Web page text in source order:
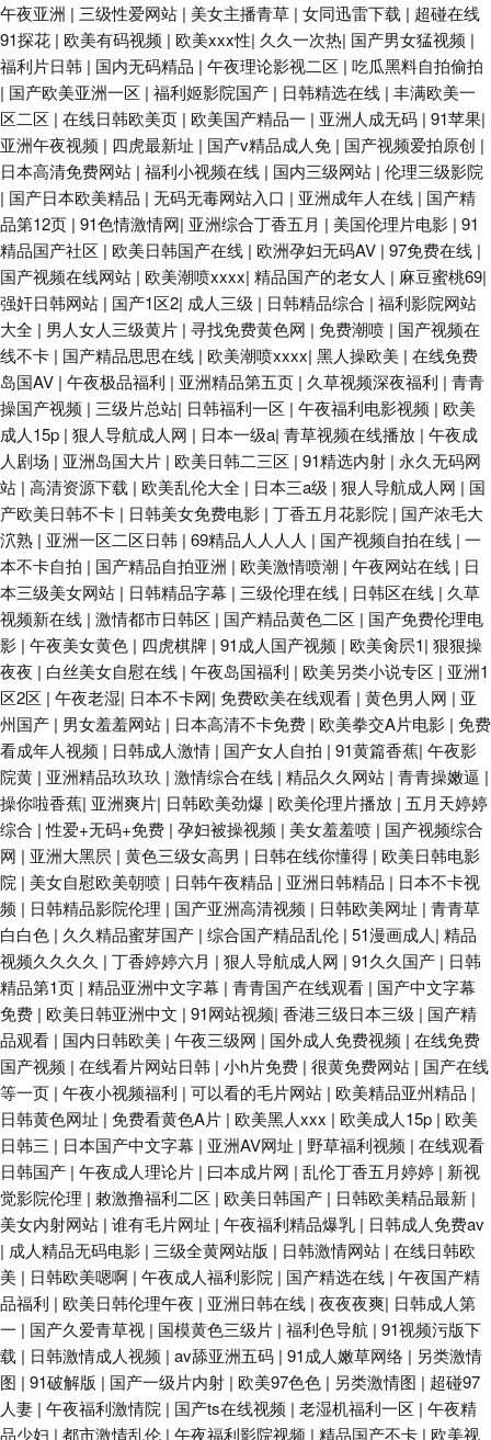
午夜亚洲 | 三级性爱网站 | 美女主播青草 | 女同迅雷下载 | 超碰在线
91探花 | 欧美有码视频 | 欧美xxx性| 久久一次热| 国产男女猛视频 |
福利片日韩 | 国内无码精品 | 午夜理论影视二区 | 吃瓜黑料自拍偷拍
| 国产欧美亚洲一区 | 福利姬影院国产 | 日韩精选在线 | 丰满欧美一
区二区 | 在线日韩欧美页 | 欧美国产精品一 | 亚洲人成无码 | 91苹果|
亚洲午夜视频 | 四虎最新址 | 国产v精品成人免 | 国产视频爱拍原创 |
日本高清免费网站 | 福利小视频在线 | 国内三级网站 | 伦理三级影院
| 国产日本欧美精品 | 无码无毒网站入口 | 亚洲成年人在线 | 国产精
品第12页 | 91色情激情网| 亚洲综合丁香五月 | 美国伦理片电影 | 91
精品国产社区 | 欧美日韩国产在线 | 欧洲孕妇无码AV | 97免费在线 |
国产视频在线网站 | 欧美潮喷xxxx| 精品国产的老女人 | 麻豆蜜桃69|
强奸日韩网站 | 国产1区2| 成人三级 | 日韩精品综合 | 福利影院网站
大全 | 男人女人三级黄片 | 寻找免费黄色网 | 免费潮喷 | 国产视频在
线不卡 | 国产精品思思在线 | 欧美潮喷xxxx| 黑人操欧美 | 在线免费
岛国AV | 午夜极品福利 | 亚洲精品第五页 | 久草视频深夜福利 | 青青
操国产视频 | 三级片总站| 日韩福利一区 | 午夜福利电影视频 | 欧美
成人15p | 狠人导航成人网 | 日本一级a| 青草视频在线播放 | 午夜成
人剧场 | 亚洲岛国大片 | 欧美日韩二三区 | 91精选内射 | 永久无码网
站 | 高清资源下载 | 欧美乱伦大全 | 日本三a级 | 狠人导航成人网 | 国
产欧美日韩不卡 | 日韩美女免费电影 | 丁香五月花影院 | 国产浓毛大
泬熟 | 亚洲一区二区日韩 | 69精品人人人人 | 国产视频自拍在线 | 一
本不卡自拍 | 国产精品自拍亚洲 | 欧美激情喷潮 | 午夜网站在线 | 日
本三级美女网站 | 日韩精品字幕 | 三级伦理在线 | 日韩区在线 | 久草
视频新在线 | 激情都市日韩区 | 国产精品黄色二区 | 国产免费伦理电
影 | 午夜美女黄色 | 四虎棋牌 | 91成人国产视频 | 欧美肏屄1| 狠狠操
夜夜 | 白丝美女自慰在线 | 午夜岛国福利 | 欧美另类小说专区 | 亚洲1
区2区 | 午夜老湿| 日本不卡网| 免费欧美在线观看 | 黄色男人网 | 亚
州国产 | 男女羞羞网站 | 日本高清不卡免费 | 欧美拳交A片电影 | 免费
看成年人视频 | 日韩成人激情 | 国产女人自拍 | 91黄篇香蕉| 午夜影
院黄 | 亚洲精品玖玖玖 | 激情综合在线 | 精品久久网站 | 青青操嫩逼 |
操你啦香蕉| 亚洲爽片| 日韩欧美劲爆 | 欧美伦理片播放 | 五月天婷婷
综合 |性爱+无码+免费 | 孕妇被操视频 | 美女羞羞喷 | 国产视频综合
网 | 亚洲大黑屄 | 黄色三级女高男 | 日韩在线你懂得 | 欧美日韩电影
院 | 美女自慰欧美朝喷 | 日韩午夜精品 | 亚洲日韩精品 | 日本不卡视
频 | 日韩精品影院伦理 | 国产亚洲高清视频 | 日韩欧美网址 | 青青草
白白色 | 久久精品蜜芽国产 | 综合国产精品乱伦 | 51漫画成人| 精品
视频久久久久 | 丁香婷婷六月 | 狠人导航成人网 | 91久久国产 | 日韩
精品第1页 | 精品亚洲中文字幕 | 青青国产在线观看 | 国产中文字幕
免费 | 欧美日韩亚洲中文 | 91网站视频| 香港三级日本三级 | 国产精
品观看 | 国内日韩欧美 | 午夜三级网 | 国外成人免费视频 | 在线免费
国产视频 | 在线看片网站日韩 | 小h片免费 | 很黄免费网站 | 国产在线
等一页 | 午夜小视频福利 | 可以看的毛片网站 | 欧美精品亚州精品 |
日韩黄色网址 | 免费看黄色A片 | 欧美黑人xxx | 欧美成人15p | 欧美
日韩三 | 日本国产中文字幕 | 亚洲AV网址 | 野草福利视频 | 在线观看
日韩国产 | 午夜成人理论片 | 曰本成片网 | 乱伦丁香五月婷婷 | 新视
觉影院伦理 | 敕激撸福利二区 | 欧美日韩国产 | 日韩欧美精品最新 |
美女内射网站 | 谁有毛片网址 | 午夜福利精品爆乳 | 日韩成人免费av
| 成人精品无码电影 | 三级全黄网站版 | 日韩激情网站 | 在线日韩欧
美 | 日韩欧美嗯啊 | 午夜成人福利影院 | 国产精选在线 | 午夜国产精
品福利 | 欧美日韩伦理午夜 | 亚洲日韩在线 | 夜夜夜爽| 日韩成人第
一 | 国产久爱青草视 | 国模黄色三级片 | 福利色导航 | 91视频污版下
载 | 日韩激情成人视频 | av舔亚洲五码 | 91成人嫩草网络 | 另类激情
图 | 91破解版 | 国产一级片内射 | 欧美97色色 | 另类激情图 | 超碰97
人妻 | 午夜福利激情院 | 国产ts在线视频 | 老湿机福利一区 | 午夜精
品少妇 | 都市激情乱伦 | 午夜福利影院视频 | 精品国产不卡 | 欧美视